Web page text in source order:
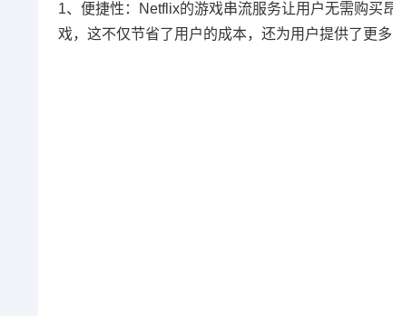
1、便捷性：Netflix的游戏串流服务让用户无需购
戏，这不仅节省了用户的成本，还为用户提供了更多